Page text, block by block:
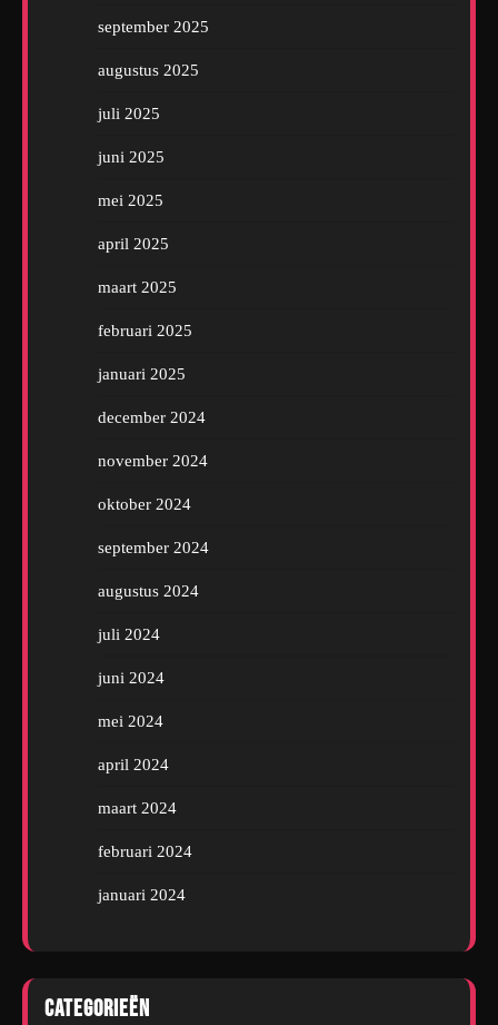
september 2025
augustus 2025
juli 2025
juni 2025
mei 2025
april 2025
maart 2025
februari 2025
januari 2025
december 2024
november 2024
oktober 2024
september 2024
augustus 2024
juli 2024
juni 2024
mei 2024
april 2024
maart 2024
februari 2024
januari 2024
Categorieën